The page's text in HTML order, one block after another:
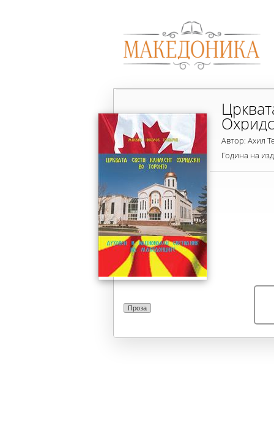
Проза
Автор: Ахил
Година на